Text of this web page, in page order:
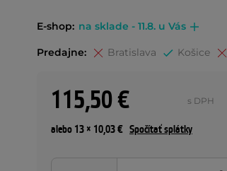
E-shop: na sklade - 11.8. u Vás
Predajne: Bratislava Košice
115,50 € s DPH
alebo 13 × 10,03 € Spočítať splátky